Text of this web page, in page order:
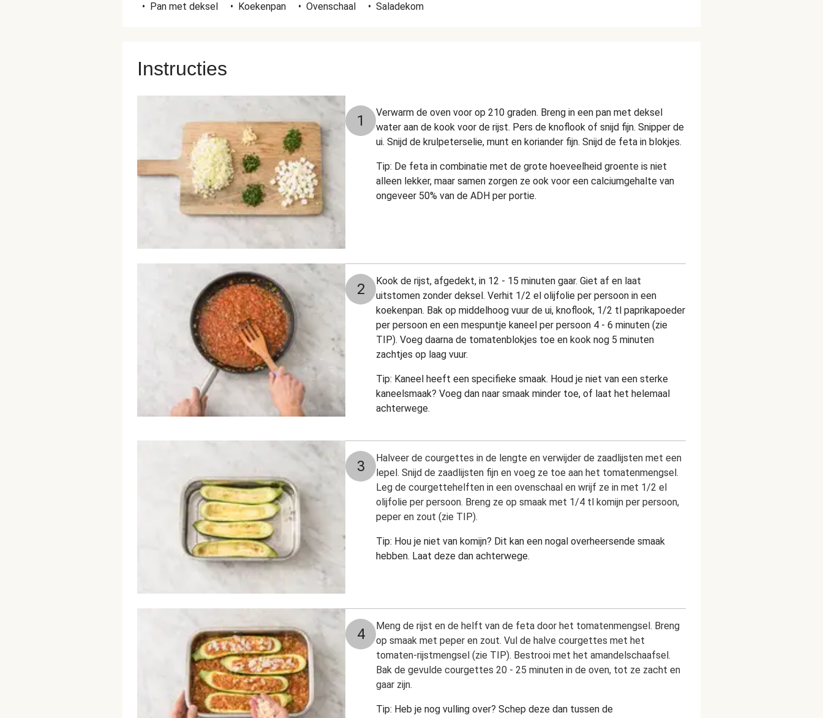
• Pan met deksel • Koekenpan • Ovenschaal • Saladekom
Instructies
1
Verwarm de oven voor op 210 graden. Breng in een pan met deksel
water aan de kook voor de rijst. Pers de knoflook of snijd fijn. Snipper de
ui. Snijd de krulpeterselie, munt en koriander fijn. Snijd de feta in blokjes.
Tip: De feta in combinatie met de grote hoeveelheid groente is niet
alleen lekker, maar samen zorgen ze ook voor een calciumgehalte van
ongeveer 50% van de ADH per portie.
2
Kook de rijst, afgedekt, in 12 - 15 minuten gaar. Giet af en laat
uitstomen zonder deksel. Verhit 1/2 el olijfolie per persoon in een
koekenpan. Bak op middelhoog vuur de ui, knoflook, 1/2 tl paprikapoeder
per persoon en een mespuntje kaneel per persoon 4 - 6 minuten (zie
TIP). Voeg daarna de tomatenblokjes toe en kook nog 5 minuten
zachtjes op laag vuur.
Tip: Kaneel heeft een specifieke smaak. Houd je niet van een sterke
kaneelsmaak? Voeg dan naar smaak minder toe, of laat het helemaal
achterwege.
3
Halveer de courgettes in de lengte en verwijder de zaadlijsten met een
lepel. Snijd de zaadlijsten fijn en voeg ze toe aan het tomatenmengsel.
Leg de courgettehelften in een ovenschaal en wrijf ze in met 1/2 el
olijfolie per persoon. Breng ze op smaak met 1/4 tl komijn per persoon,
peper en zout (zie TIP).
Tip: Hou je niet van komijn? Dit kan een nogal overheersende smaak
hebben. Laat deze dan achterwege.
4
Meng de rijst en de helft van de feta door het tomatenmengsel. Breng
op smaak met peper en zout. Vul de halve courgettes met het
tomaten-rijstmengsel (zie TIP). Bestrooi met het amandelschaafsel.
Bak de gevulde courgettes 20 - 25 minuten in de oven, tot ze zacht en
gaar zijn.
Tip: Heb je nog vulling over? Schep deze dan tussen de